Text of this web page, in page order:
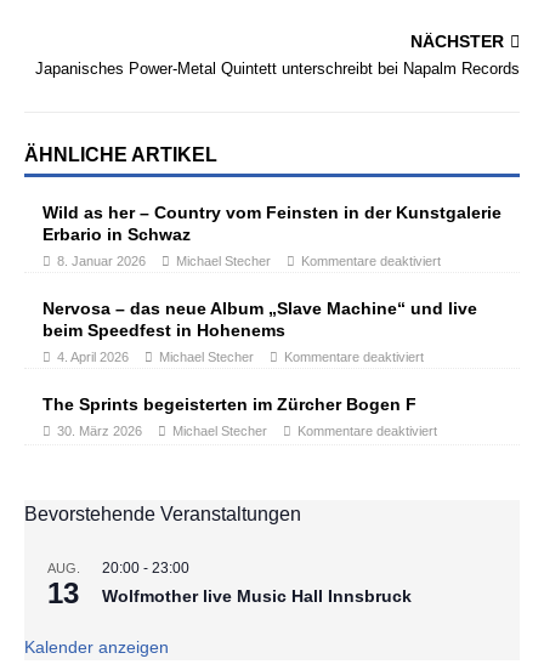
NÄCHSTER
Japanisches Power-Metal Quintett unterschreibt bei Napalm Records
ÄHNLICHE ARTIKEL
Wild as her – Country vom Feinsten in der Kunstgalerie
Erbario in Schwaz
8. Januar 2026 Michael Stecher Kommentare deaktiviert
Nervosa – das neue Album „Slave Machine“ und live
beim Speedfest in Hohenems
4. April 2026 Michael Stecher Kommentare deaktiviert
The Sprints begeisterten im Zürcher Bogen F
30. März 2026 Michael Stecher Kommentare deaktiviert
Bevorstehende Veranstaltungen
AUG.
13
20:00 - 23:00
Wolfmother live Music Hall Innsbruck
Kalender anzeigen